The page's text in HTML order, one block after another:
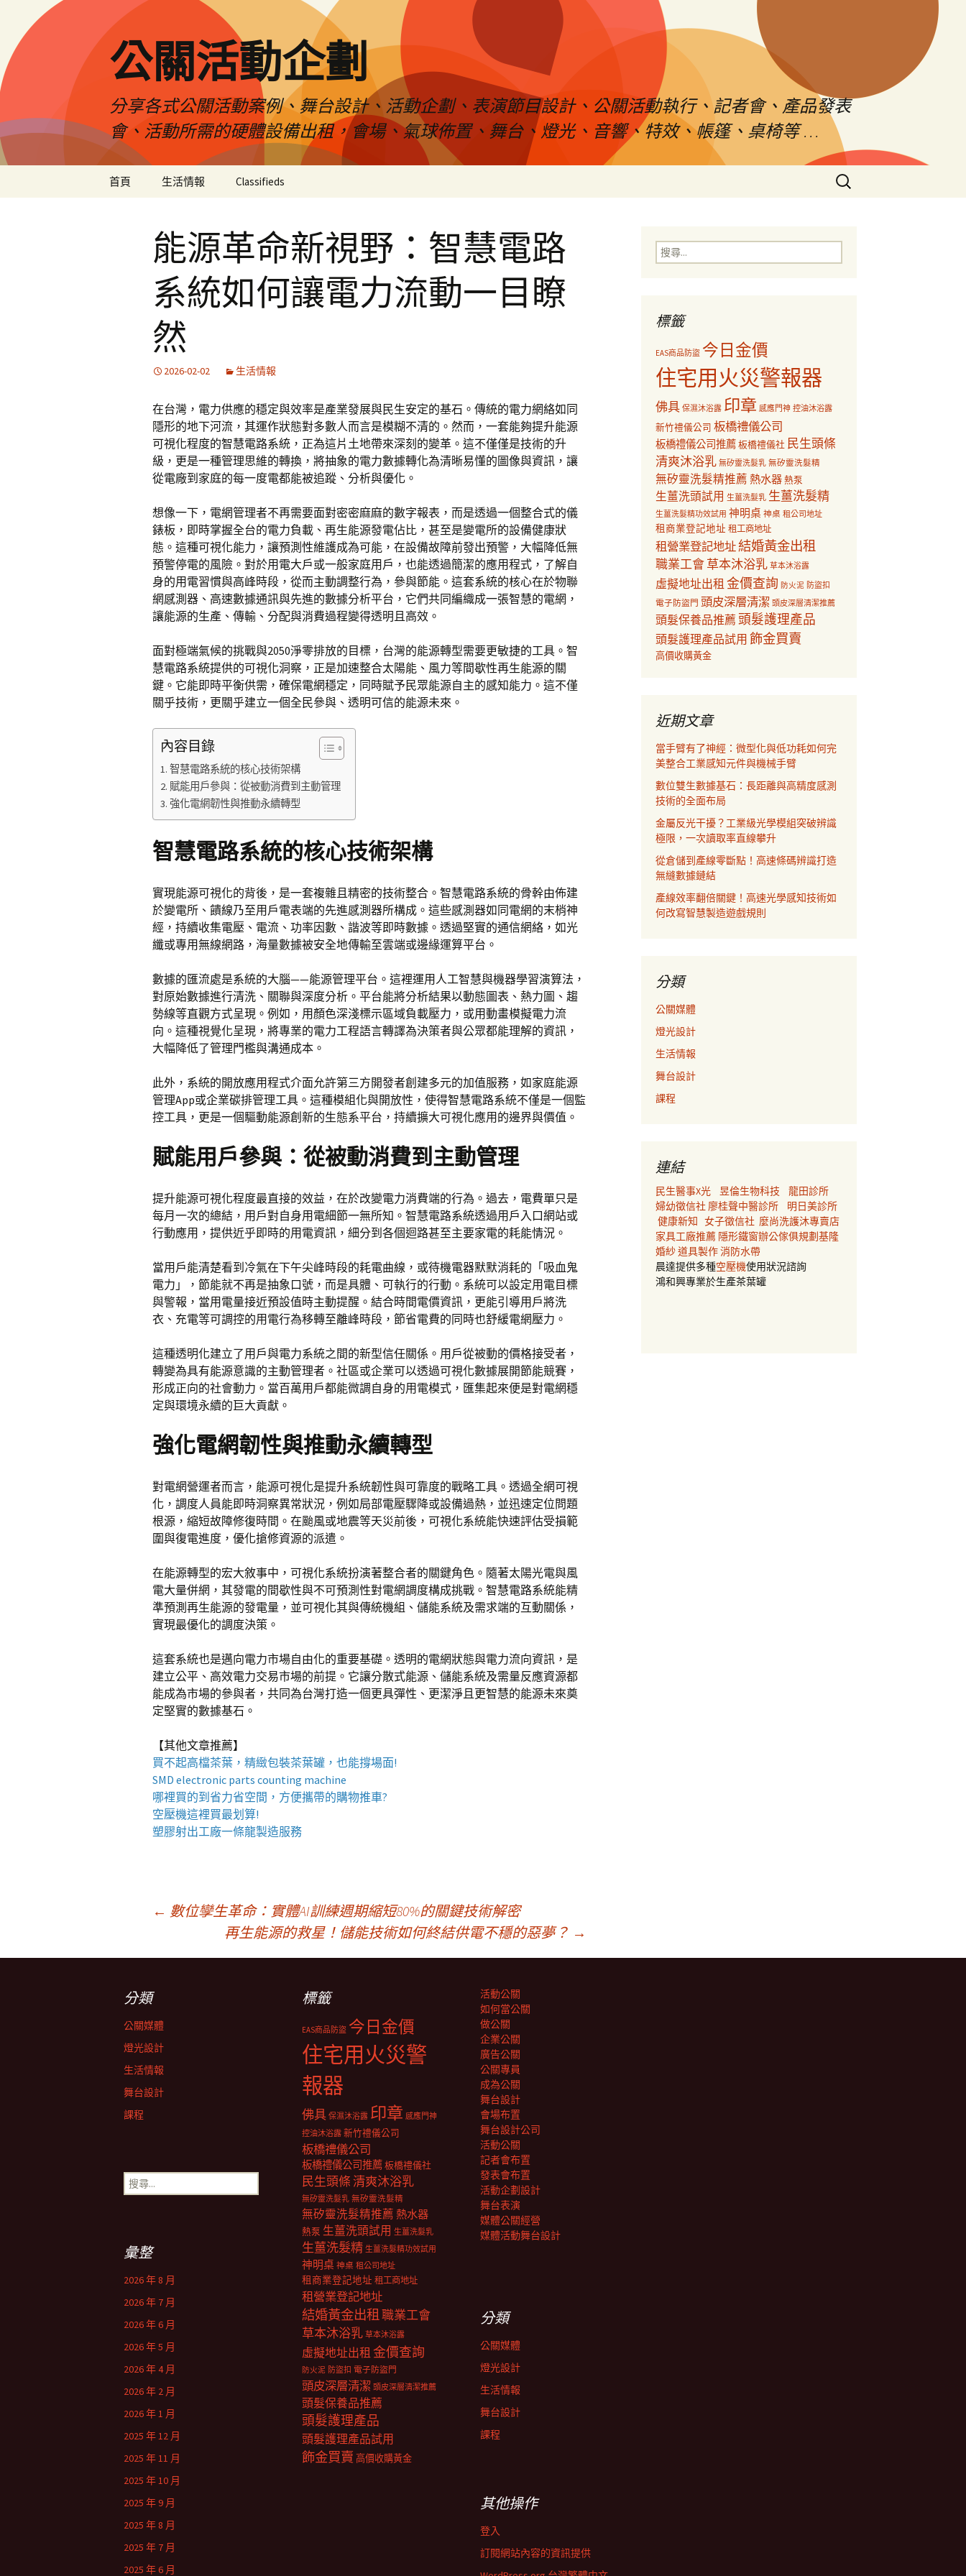
公關活動企劃
分享各式公關活動案例、舞台設計、活動企劃、表演節目設計、公關活動執行、記者會、產品發表
會、活動所需的硬體設備出租，會場、氣球佈置、舞台、燈光、音響、特效、帳篷、桌椅等 …
首頁 生活情報 Classifieds
搜
尋
字:
能源革命新視野：智慧電路
系統如何讓電力流動一目瞭
然
2026-02-02 生活情報
在台灣，電力供應的穩定與效率是產業發展與民生安定的基石。傳統的電力網絡如同
隱形的地下河流，其運作狀態對多數人而言是模糊不清的。然而，一套能夠提升能源
可視化程度的智慧電路系統，正為這片土地帶來深刻的變革。這不僅僅是技術的升
級，更是一種管理思維的轉換，將抽象的電力數據轉化為清晰易懂的圖像與資訊，讓
從電廠到家庭的每一度電都能被追蹤、分析與優化。
想像一下，電網管理者不再需要面對密密麻麻的數字報表，而是透過一個整合式的儀
錶板，即時掌握全台的電力負載、再生能源發電佔比，甚至是變電所的設備健康狀
態。這種可視化能力，讓預測性維護成為可能，在設備故障前發出預警，大幅降低無
預警停電的風險。對於用電大戶或一般家庭用戶，也能透過簡潔的應用程式，了解自
身的用電習慣與高峰時段，從而主動調整行為，參與節能。這套系統的核心在於物聯
網感測器、高速數據通訊與先進的數據分析平台，它們共同編織成一張智慧的電網，
讓能源的生產、傳輸、分配與消費過程變得透明且高效。
面對極端氣候的挑戰與2050淨零排放的目標，台灣的能源轉型需要更敏捷的工具。智
慧電路系統提供的可視化洞察，正是加速整合太陽能、風力等間歇性再生能源的關
鍵。它能即時平衡供需，確保電網穩定，同時賦予民眾能源自主的感知能力。這不僅
關乎技術，更關乎建立一個全民參與、透明可信的能源未來。
內容目錄
智慧電路系統的核心技術架構
賦能用戶參與：從被動消費到主動管理
強化電網韌性與推動永續轉型
智慧電路系統的核心技術架構
實現能源可視化的背後，是一套複雜且精密的技術整合。智慧電路系統的骨幹由佈建
於變電所、饋線乃至用戶電表端的先進感測器所構成。這些感測器如同電網的末梢神
經，持續收集電壓、電流、功率因數、諧波等即時數據。透過堅實的通信網絡，如光
纖或專用無線網路，海量數據被安全地傳輸至雲端或邊緣運算平台。
數據的匯流處是系統的大腦——能源管理平台。這裡運用人工智慧與機器學習演算法，
對原始數據進行清洗、關聯與深度分析。平台能將分析結果以動態圖表、熱力圖、趨
勢線等直觀方式呈現。例如，用顏色深淺標示區域負載壓力，或用動畫模擬電力流
向。這種視覺化呈現，將專業的電力工程語言轉譯為決策者與公眾都能理解的資訊，
大幅降低了管理門檻與溝通成本。
此外，系統的開放應用程式介面允許第三方開發者創建多元的加值服務，如家庭能源
管理App或企業碳排管理工具。這種模組化與開放性，使得智慧電路系統不僅是一個監
控工具，更是一個驅動能源創新的生態系平台，持續擴大可視化應用的邊界與價值。
賦能用戶參與：從被動消費到主動管理
提升能源可視化程度最直接的效益，在於改變電力消費端的行為。過去，電費單只是
每月一次的總結，用戶對自身用電細節一無所知。智慧電路系統透過用戶入口網站或
行動應用，提供近乎即時的用電資訊，細分到各個迴路甚至主要家電的耗能情況。
當用戶能清楚看到冷氣在下午尖峰時段的耗電曲線，或待機電器默默消耗的「吸血鬼
電力」，節能就不再是抽象口號，而是具體、可執行的行動。系統可以設定用電目標
與警報，當用電量接近預設值時主動提醒。結合時間電價資訊，更能引導用戶將洗
衣、充電等可調控的用電行為移轉至離峰時段，節省電費的同時也舒緩電網壓力。
這種透明化建立了用戶與電力系統之間的新型信任關係。用戶從被動的價格接受者，
轉變為具有能源意識的主動管理者。社區或企業可以透過可視化數據展開節能競賽，
形成正向的社會動力。當百萬用戶都能微調自身的用電模式，匯集起來便是對電網穩
定與環境永續的巨大貢獻。
強化電網韌性與推動永續轉型
對電網營運者而言，能源可視化是提升系統韌性與可靠度的戰略工具。透過全網可視
化，調度人員能即時洞察異常狀況，例如局部電壓驟降或設備過熱，並迅速定位問題
根源，縮短故障修復時間。在颱風或地震等天災前後，可視化系統能快速評估受損範
圍與復電進度，優化搶修資源的派遣。
在能源轉型的宏大敘事中，可視化系統扮演著整合者的關鍵角色。隨著太陽光電與風
電大量併網，其發電的間歇性與不可預測性對電網調度構成挑戰。智慧電路系統能精
準預測再生能源的發電量，並可視化其與傳統機組、儲能系統及需求端的互動關係，
實現最優化的調度決策。
這套系統也是邁向電力市場自由化的重要基礎。透明的電網狀態與電力流向資訊，是
建立公平、高效電力交易市場的前提。它讓分散式能源、儲能系統及需量反應資源都
能成為市場的參與者，共同為台灣打造一個更具彈性、更潔淨且更智慧的能源未來奠
定堅實的數據基石。
【其他文章推薦】
買不起高檔茶葉，精緻包裝茶葉罐 ，也能撐場面!
SMD electronic parts counting machine
哪裡買的到省力省空間，方便攜帶的購物推車?
空壓機這裡買最划算!
塑膠射出工廠一條龍製造服務
章
← 數位孿生革命：實體AI訓練週期縮短80%的關鍵技術解密
再生能源的救星！儲能技術如何終結供電不穩的惡夢？ →
搜
尋
標籤
EAS商品防盜 今日金價
住宅用火災警報器
佛具 保濕沐浴露 印章 感應門神 控油沐浴露
新竹禮儀公司 板橋禮儀公司
板橋禮儀公司推薦板橋禮儀社 民生頭條
清爽沐浴乳 無矽靈洗髮乳 無矽靈洗髮精
無矽靈洗髮精推薦 熱水器 熱泵
生薑洗頭試用 生薑洗髮乳 生薑洗髮精
生薑洗髮精功效試用 神明桌 神桌 租公司地址
租商業登記地址 租工商地址
租營業登記地址結婚黃金出租
職業工會草本沐浴乳 草本沐浴露
虛擬地址出租 金價查詢 防火泥 防盜扣
電子防盜門 頭皮深層清潔 頭皮深層清潔推薦
頭髮保養品推薦 頭髮護理產品
頭髮護理產品試用 飾金買賣
高價收購黃金
近期文章
當手臂有了神經：微型化與低功耗如何完
美整合工業感知元件與機械手臂
數位雙生數據基石：長距離與高精度感測
技術的全面布局
金屬反光干擾？工業級光學模組突破辨識
極限，一次讀取率直線攀升
從倉儲到產線零斷點！高速條碼辨識打造
無縫數據鏈結
產線效率翻倍關鍵！高速光學感知技術如
何改寫智慧製造遊戲規則
分類
公關媒體
燈光設計
生活情報
舞台設計
課程
連結
民生醫事X光 昱倫生物科技
龍田診所
婦幼徵信社 廖桂聲中醫診所
明日美診所
健康新知 女子徵信社 麼尚洗護沐專賣店
家具工廠推薦 隱形鐵窗辦公傢俱規劃基隆
婚紗道具製作消防水帶
晨達提供多種空壓機使用狀況諮詢
鴻和興專業於生產茶葉罐
分類
公關媒體
燈光設計
生活情報
舞台設計
課程
標籤
EAS商品防盜 今日金價
住宅用火災警
報器
佛具 保濕沐浴露 印章 感應門神
控油沐浴露 新竹禮儀公司
板橋禮儀公司
板橋禮儀公司推薦板橋禮儀社
民生頭條清爽沐浴乳
無矽靈洗髮乳 無矽靈洗髮精
無矽靈洗髮精推薦 熱水器
熱泵 生薑洗頭試用 生薑洗髮乳
生薑洗髮精 生薑洗髮精功效試用
神明桌 神桌 租公司地址
租商業登記地址 租工商地址
租營業登記地址
結婚黃金出租職業工會
草本沐浴乳 草本沐浴露
虛擬地址出租 金價查詢
防火泥 防盜扣 電子防盜門
頭皮深層清潔 頭皮深層清潔推薦
頭髮保養品推薦
頭髮護理產品
頭髮護理產品試用
飾金買賣 高價收購黃金
活動公關
如何當公關
做公關
企業公關
廣告公關
公關專員
成為公關
舞台設計
會場布置
舞台設計公司
活動公關
記者會布置
發表會布置
活動企劃設計
舞台表演
媒體公關經營
媒體活動舞台設計
搜
尋
彙整
2026 年 8 月
2026 年 7 月
2026 年 6 月
2026 年 5 月
2026 年 4 月
2026 年 2 月
2026 年 1 月
2025 年 12 月
2025 年 11 月
2025 年 10 月
2025 年 9 月
2025 年 8 月
2025 年 7 月
2025 年 6 月
分類
公關媒體
燈光設計
生活情報
舞台設計
課程
其他操作
登入
訂閱網站內容的資訊提供